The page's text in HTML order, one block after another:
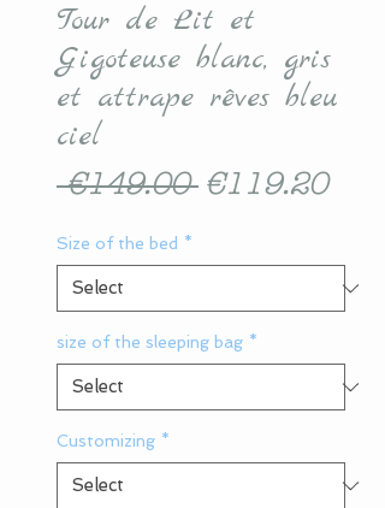
Tour de Lit et
Gigoteuse blanc, gris
et attrape rêves bleu
ciel
€149.00 Regular
€119.20Sale
Size of the bed *
size of the sleeping bag *
Customizing *